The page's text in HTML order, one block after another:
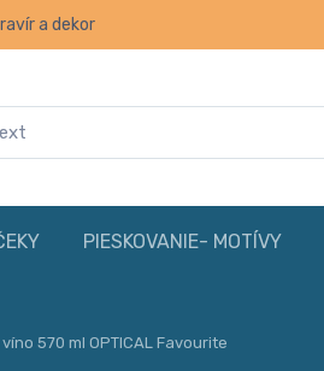
a dekor
PIESKOVANIE- MOTÍVY
570 ml OPTICAL Favourite